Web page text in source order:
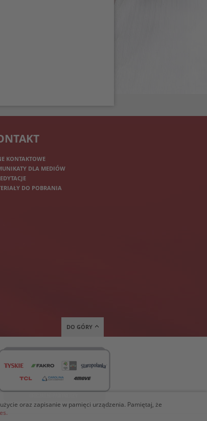
KONTAKTOWE
DLA MEDIÓW
DO POBRANIA
DO GÓRY
oraz zapisanie w pamięci urządzenia. Pamiętaj, że